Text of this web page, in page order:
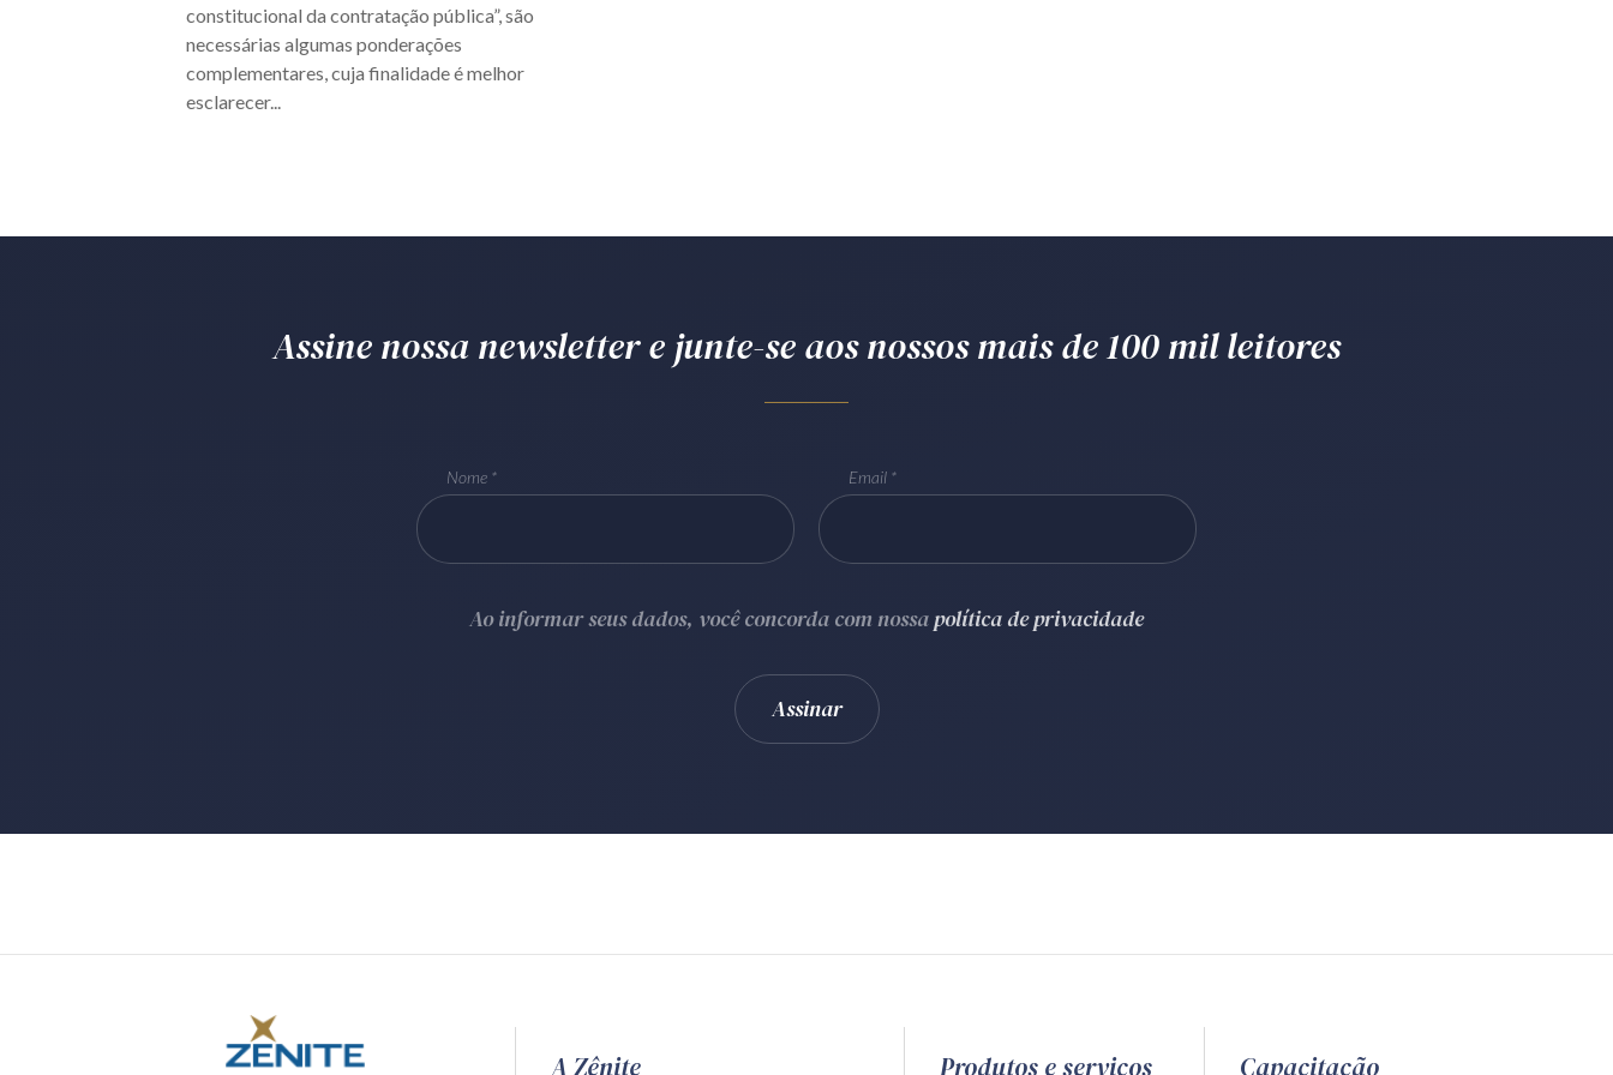
constitucional da contratação pública”, são
necessárias algumas ponderações
complementares, cuja finalidade é melhor
esclarecer...
Assine nossa newsletter e junte-se aos nossos mais de 100 mil leitores
Nome Email
Ao informar seus dados, você concorda com nossapolítica de privacidade
A Zênite Produtos e serviços Capacitação